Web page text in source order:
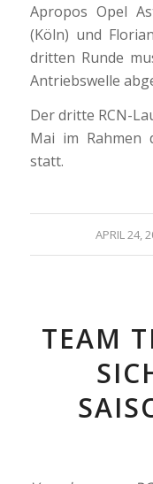
Apropos Opel
(Köln) und
dritten Runde
Antriebswelle
Der dritte RCN-
Mai im Rahmen
statt.
APRIL 24,
TEAM